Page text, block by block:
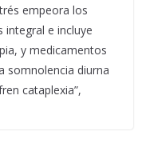
empeora los
e incluye
y medicamentos
somnolencia diurna
cataplexia”,